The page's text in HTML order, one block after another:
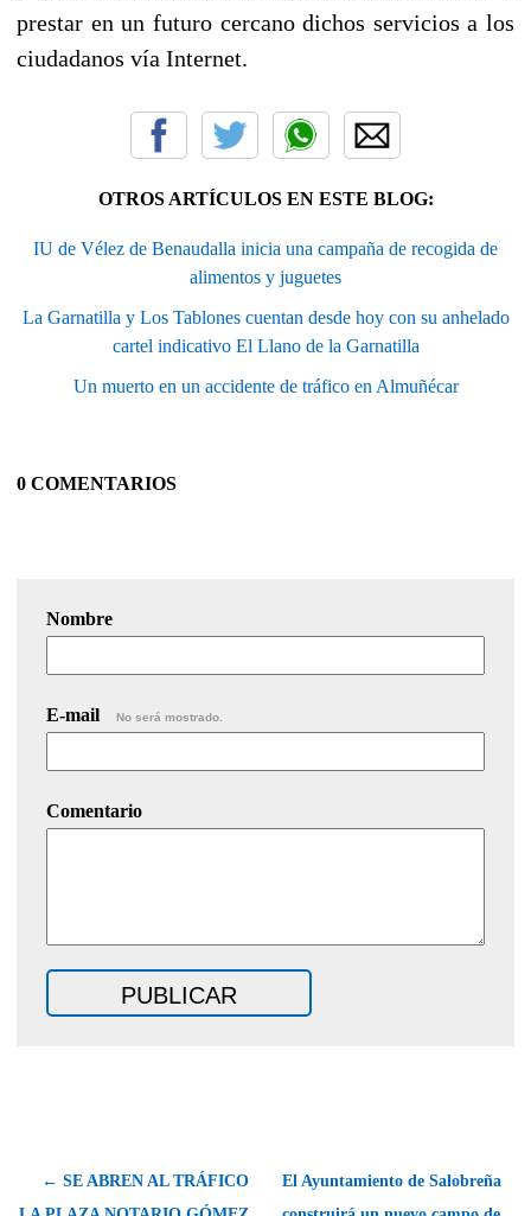
prestar en un futuro cercano dichos servicios a los
ciudadanos vía Internet.
OTROS ARTÍCULOS EN ESTE BLOG:
IU de Vélez de Benaudalla inicia una campaña de recogida de
alimentos y juguetes
La Garnatilla y Los Tablones cuentan desde hoy con su anhelado
cartel indicativo El Llano de la Garnatilla
Un muerto en un accidente de tráfico en Almuñécar
0 COMENTARIOS
Nombre
E-mail No será mostrado.
Comentario
← SE ABREN AL TRÁFICO
El Ayuntamiento de Salobreña